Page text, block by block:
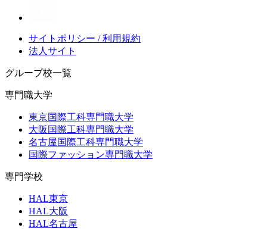
サイトポリシー / 利用規約
法人サイト
グループ校一覧
専門職大学
東京国際工科専門職大学
大阪国際工科専門職大学
名古屋国際工科専門職大学
国際ファッション専門職大学
専門学校
HAL東京
HAL大阪
HAL名古屋